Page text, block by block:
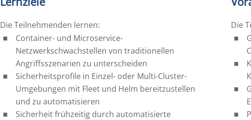
Die Teilnehmenden lernen:
Container- und Microservice-
Netzwerkschwachstellen von traditionellen
Angriffsszenarien zu unterscheiden
Sicherheitsprofile in Einzel- oder Multi-Cluster-
Umgebungen mit Fleet und Helm bereitzustellen
und zu automatisieren
Sicherheit frühzeitig durch automatisierte
Die